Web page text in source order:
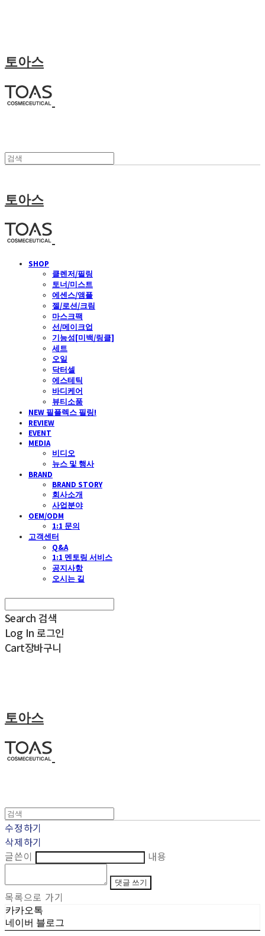
토아스
토아스
SHOP
클렌저/필링
토너/미스트
에센스/앰플
젤/로션/크림
마스크팩
선/메이크업
기능성[미백/링클]
세트
오일
닥터셀
에스테틱
바디케어
뷰티소품
NEW 필플렉스 필링!
REVIEW
EVENT
MEDIA
비디오
뉴스 및 행사
BRAND
BRAND STORY
회사소개
사업분야
OEM/ODM
1:1 문의
고객센터
Q&A
1:1 멘토링 서비스
공지사항
오시는 길
Search 검색
Log In 로그인
Cart장바구니
토아스
수정하기
삭제하기
글쓴이
내용
댓글 쓰기
목록으로 가기
카카오톡
네이버 블로그